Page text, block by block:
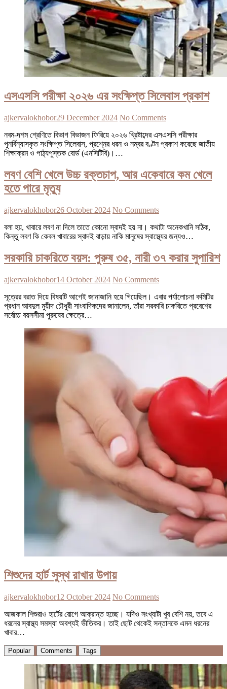
এসএসসি পরীক্ষা ২০২৬ এর সংক্ষিপ্ত সিলেবাস প্রকাশ
ajkervalokhobor29 December 2024 No Comments
নবম-দশম শ্রেণিতে বিভাগ বিভাজন ফিরিয়ে ২০২৬ খ্রিষ্টাব্দের এসএসসি পরীক্ষার
পুনর্বিন্যাসকৃত সংক্ষিপ্ত সিলেবাস, প্রশ্নের ধরন ও নম্বর বণ্টন প্রকাশ করেছে জাতীয়
শিক্ষাক্রম ও পাঠ্যপুস্তক বোর্ড (এনসিটিবি)।…
লবণ বেশি খেলে উচ্চ রক্তচাপ, আর একেবারে কম খেলে
হতে পারে মৃত্যু
ajkervalokhobor26 October 2024 No Comments
বলা হয়, খাবারে লবণ না দিলে তাতে কোনো স্বাদই হয় না। কথাটা অনেকখানি সঠিক,
কিন্তু লবণ কি কেবল খাবারের স্বাদই বাড়ায় নাকি মানুষের স্বাস্থ্যের জন্যও…
সরকারি চাকরিতে বয়স: পুরুষ ৩৫, নারী ৩৭ করার সুপারিশ
ajkervalokhobor14 October 2024 No Comments
সূত্রের বরাত দিয়ে বিষয়টি আগেই জানাজানি হয়ে গিয়েছিল। এবার পর্যালোচনা কমিটির
প্রধান আবদুল মুয়ীদ চৌধুরী সাংবাদিকদের জানালেন, তাঁরা সরকারি চাকরিতে প্রবেশের
সর্বোচ্চ বয়সসীমা পুরুষের ক্ষেত্রে…
শিশুদের হার্ট সুস্থ রাখার উপায়
ajkervalokhobor12 October 2024 No Comments
আজকাল শিশুরাও হার্টের রোগে আক্রান্ত হচ্ছে। যদিও সংখ্যাটা খুব বেশি নয়, তবে এ
ধরনের স্বাস্থ্য সমস্যা অবশ্যই ভীতিকর। তাই ছোট থেকেই সন্তানকে এমন ধরনের
খাবার…
Popular Comments Tags